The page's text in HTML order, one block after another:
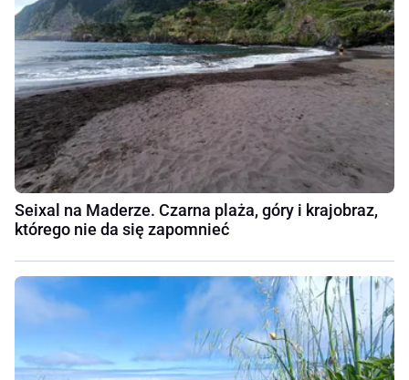
Seixal na Maderze. Czarna plaża, góry i krajobraz,
którego nie da się zapomnieć